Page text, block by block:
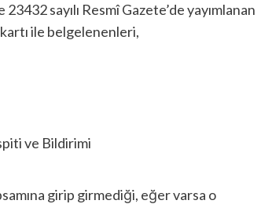
sayılı Resmî Gazete’de yayımlanan
ile belgelenenleri,
ve Bildirimi
girip girmediği, eğer varsa o